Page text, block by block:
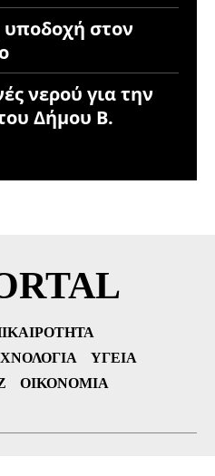
στον
νερού για την
Δήμου Β.
ΥΓΕΊΑ
ΟΙΚΟΝΟΜΊΑ